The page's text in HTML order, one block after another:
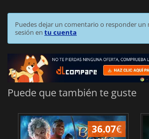
Puedes dejar un comentario o responder un
sesión en tu cuenta
Puede que también te guste
36.07€